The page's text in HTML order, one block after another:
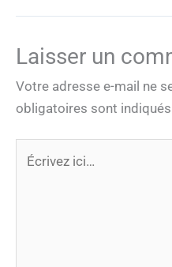
Laisser un
Votre adresse e-mail ne
obligatoires sont